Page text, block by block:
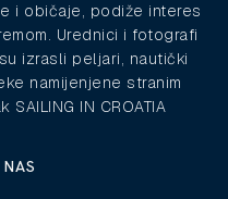
i običaje, podiže interes
Urednici i fotografi
izrasli peljari, nautički
namijenjene stranim
IN CROATIA